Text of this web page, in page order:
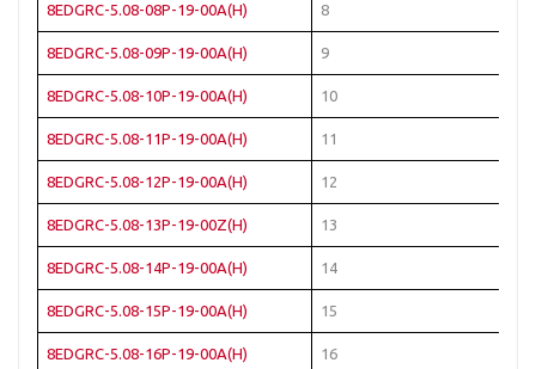
8EDGRC-5.08-08P-19-00A(H) 8
8EDGRC-5.08-09P-19-00A(H) 9
8EDGRC-5.08-10P-19-00A(H) 10
8EDGRC-5.08-11P-19-00A(H) 11
8EDGRC-5.08-12P-19-00A(H) 12
8EDGRC-5.08-13P-19-00Z(H) 13
8EDGRC-5.08-14P-19-00A(H) 14
8EDGRC-5.08-15P-19-00A(H) 15
8EDGRC-5.08-16P-19-00A(H) 16